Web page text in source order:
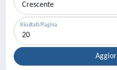
Risultati/Pagina